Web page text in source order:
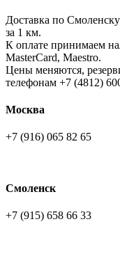
Доставка по
за 1 км.
К оплате принимаем
MasterCard, Maestro.
Цены меняются,
телефонам +7 (4812)
Москва
+7 (916) 065 82 65
Смоленск
+7 (915) 658 66 33